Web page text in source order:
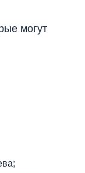
могут